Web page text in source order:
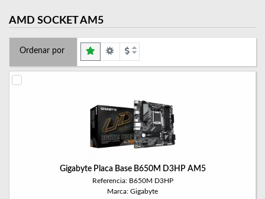
AMD SOCKET AM5
Ordenar por
Gigabyte Placa Base B650M D3HP AM5
Referencia: B650M D3HP
Marca: Gigabyte